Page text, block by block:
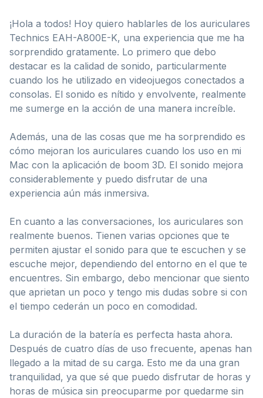
¡Hola a todos! Hoy quiero hablarles de los auriculares
Technics EAH-A800E-K, una experiencia que me ha
sorprendido gratamente. Lo primero que debo
destacar es la calidad de sonido, particularmente
cuando los he utilizado en videojuegos conectados a
consolas. El sonido es nítido y envolvente, realmente
me sumerge en la acción de una manera increíble.
Además, una de las cosas que me ha sorprendido es
cómo mejoran los auriculares cuando los uso en mi
Mac con la aplicación de boom 3D. El sonido mejora
considerablemente y puedo disfrutar de una
experiencia aún más inmersiva.
En cuanto a las conversaciones, los auriculares son
realmente buenos. Tienen varias opciones que te
permiten ajustar el sonido para que te escuchen y se
escuche mejor, dependiendo del entorno en el que te
encuentres. Sin embargo, debo mencionar que siento
que aprietan un poco y tengo mis dudas sobre si con
el tiempo cederán un poco en comodidad.
La duración de la batería es perfecta hasta ahora.
Después de cuatro días de uso frecuente, apenas han
llegado a la mitad de su carga. Esto me da una gran
tranquilidad, ya que sé que puedo disfrutar de horas y
horas de música sin preocuparme por quedarme sin